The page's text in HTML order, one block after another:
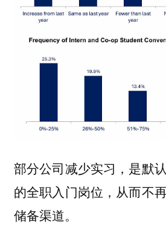
部分公司减少实习，是默
的全职入门岗位，从而不
储备渠道。